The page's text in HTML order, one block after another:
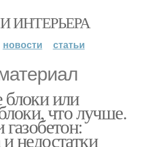
ИНТЕРЬЕРА
новости статьи
или
что лучше.
недостатки